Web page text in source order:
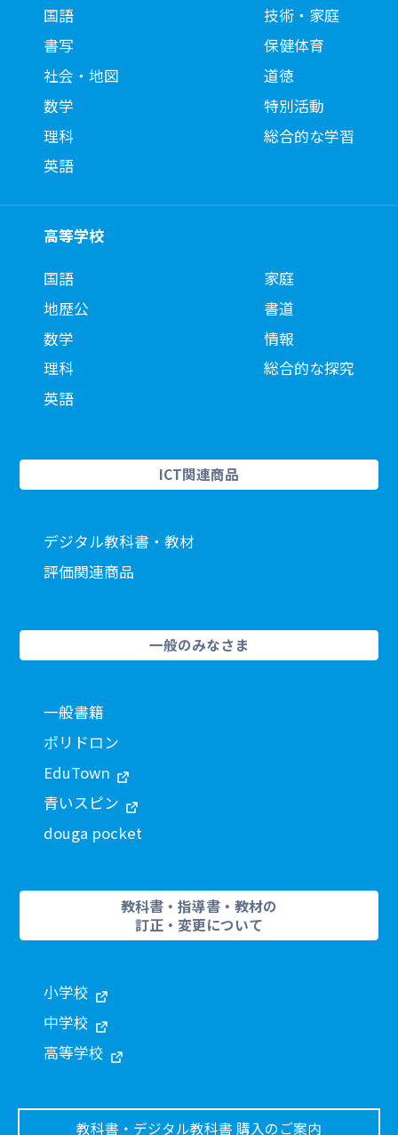
国語
書写
社会・地図
数学
理科
英語
技術・家庭
保健体育
道徳
特別活動
総合的な学習
高等学校
国語
地歴公
数学
理科
英語
家庭
書道
情報
総合的な探究
ICT関連商品
デジタル教科書・教材
評価関連商品
一般のみなさま
一般書籍
ポリドロン
EduTown
青いスピン
douga pocket
教科書・指導書・教材の
訂正・変更について
小学校
中学校
高等学校
教科書・デジタル教科書 購入のご案内